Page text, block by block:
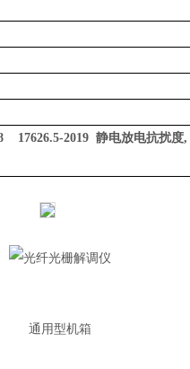
17626.5-2019 静电放电抗扰度,
通用型机箱